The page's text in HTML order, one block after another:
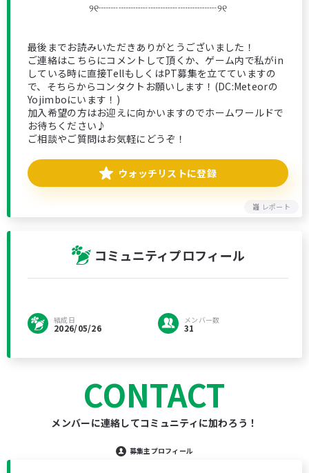
୨୧┈┈┈┈┈┈┈┈┈┈┈┈୨୧
最後までお読みいただきありがとうございました！
ご連絡はこちらにコメントして頂くか、ゲーム内で私がin
している時に直接TellもしくはPT募集を立てていますの
で、そちらからコンタクトお願いします！(DC:Meteorの
Yojimboにいます！)
加入希望の方はお迎えに向かいますのでホームワールドで
お待ちください♪
ご相談やご質問はお気軽にどうぞ！
レポート
ウォッチリストに登録
コミュニティプロフィール
結成日
2026/05/26
メンバー数
31
CONTACT
メンバーに連絡してコミュニティに加わろう！
募集主プロフィール